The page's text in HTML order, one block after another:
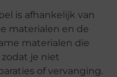
is afhankelijk van
materialen en de
materialen die
je niet
of vervanging.